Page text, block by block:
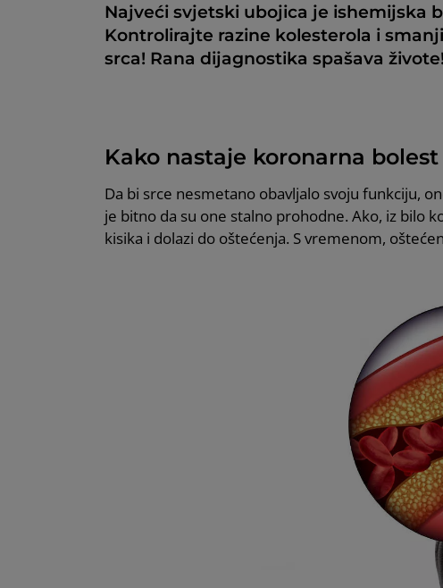
Najveći svjetski ubojica je ishemijska
Kontrolirajte razine kolesterola i
srca! Rana dijagnostika spašava živote!
Kako nastaje koronarna bolest
Da bi srce nesmetano obavljalo svoju funkciju,
je bitno da su one stalno prohodne. Ako, iz bilo
kisika i dolazi do oštećenja. S vremenom,